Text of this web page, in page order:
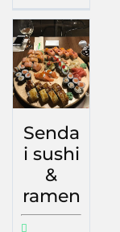
Senda
i sushi
&
ramen